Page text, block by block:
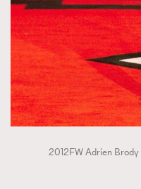
2012FW Adrien